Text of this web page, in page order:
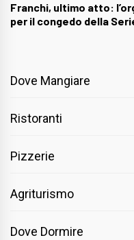
Franchi, ultimo atto:
per il congedo della
Dove Mangiare
Ristoranti
Pizzerie
Agriturismo
Dove Dormire